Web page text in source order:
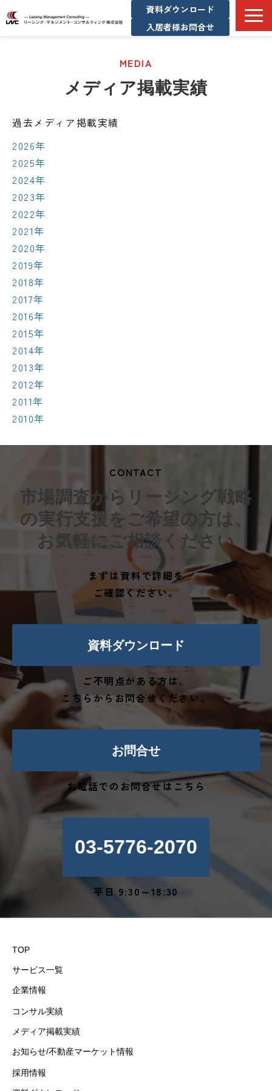
資料ダウンロード
入居者様お問合せ
企業情報
コンサル実績
MEDIA
メディア掲載実績
過去メディア掲載実績
2026年
2025年
2024年
2023年
2022年
2021年
2020年
2019年
2018年
2017年
2016年
2015年
2014年
2013年
2012年
2011年
2010年
CONTACT
市場調査からリーシング戦略
の実行支援をご希望の方は、
お気軽にご相談ください
まずは資料で詳細を
ご確認ください。
資料ダウンロード
ご不明点がある方は、
こちらからお問合せください。
お問合せ
お電話でのお問合せはこちら
03-5776-2070
平日 9:30～18:30
TOP
サービス一覧
企業情報
コンサル実績
メディア掲載実績
お知らせ/不動産マーケット情報
採用情報